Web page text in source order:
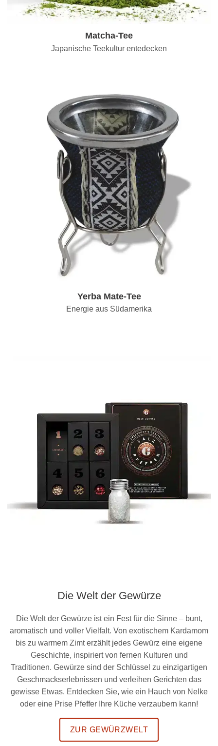
Matcha-Tee
Japanische Teekultur entedecken
Yerba Mate-Tee
Energie aus Südamerika
Die Welt der Gewürze
Die Welt der Gewürze ist ein Fest für die Sinne – bunt,
aromatisch und voller Vielfalt. Von exotischem Kardamom
bis zu warmem Zimt erzählt jedes Gewürz eine eigene
Geschichte, inspiriert von fernen Kulturen und
Traditionen. Gewürze sind der Schlüssel zu einzigartigen
Geschmackserlebnissen und verleihen Gerichten das
gewisse Etwas. Entdecken Sie, wie ein Hauch von Nelke
oder eine Prise Pfeffer Ihre Küche verzaubern kann!
ZUR GEWÜRZWELT